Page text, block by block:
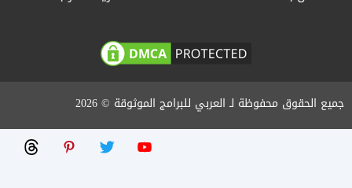
جميع الحقوق محفوظة لـ العربي للبرامج الموثوقة © 2026